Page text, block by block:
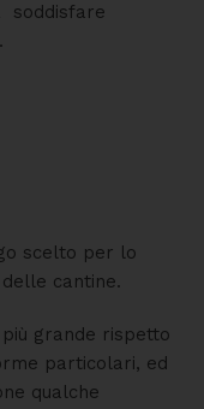
soddisfare
scelto per lo
cantine.
grande rispetto
particolari, ed
qualche